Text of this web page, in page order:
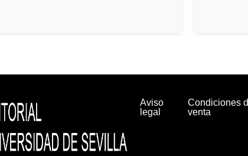
Aviso
legal
Condiciones
venta